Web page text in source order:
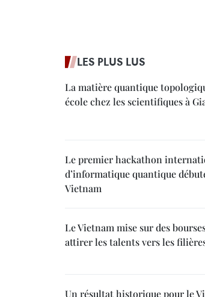
LES PLUS LUS
La matière quantique
école chez les scientifiques à
Le premier hackathon
d’informatique quantique
Vietnam
Le Vietnam mise sur des
attirer les talents vers les
Un résultat historique pour le